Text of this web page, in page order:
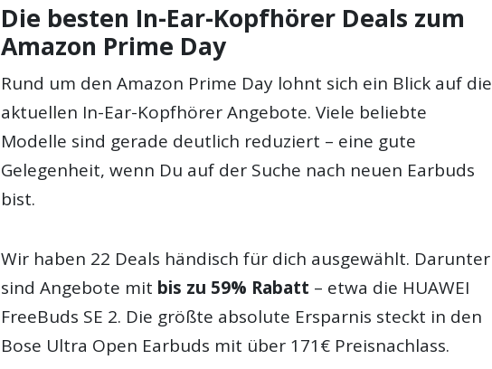
Die besten In-Ear-Kopfhörer Deals zum
Amazon Prime Day
Rund um den Amazon Prime Day lohnt sich ein Blick auf die
aktuellen In-Ear-Kopfhörer Angebote. Viele beliebte
Modelle sind gerade deutlich reduziert – eine gute
Gelegenheit, wenn Du auf der Suche nach neuen Earbuds
bist.
Wir haben 22 Deals händisch für dich ausgewählt. Darunter
sind Angebote mit bis zu 59% Rabatt – etwa die HUAWEI
FreeBuds SE 2. Die größte absolute Ersparnis steckt in den
Bose Ultra Open Earbuds mit über 171€ Preisnachlass.